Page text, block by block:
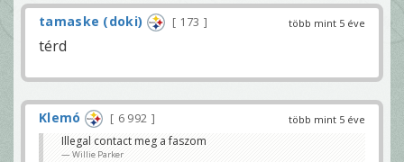
több mint 5 éve
tamaske (doki) 173
térd
több mint 5 éve
Klemó
6 992
Illegal contact meg a faszom
Willie Parker